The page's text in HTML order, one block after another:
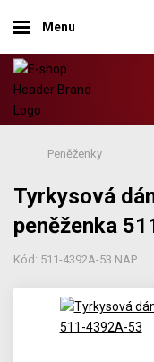
Menu
Peněženky
Tyrkysová
peněženka
Kód: 511-4392A-53 NAP